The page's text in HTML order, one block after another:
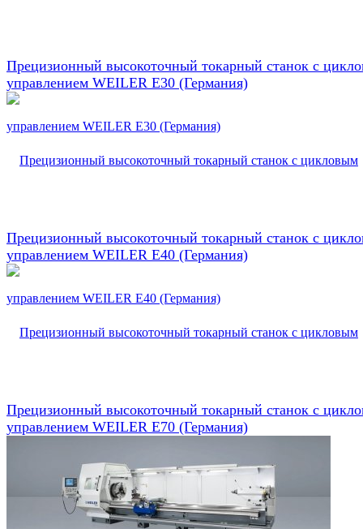
Прецизионный высокоточный токарный станок с
управлением WEILER E30 (Германия)
Прецизионный высокоточный токарный станок с
управлением WEILER E40 (Германия)
Прецизионный высокоточный токарный станок с
управлением WEILER E70 (Германия)